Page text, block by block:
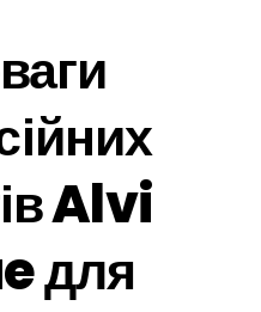
Alvi
для